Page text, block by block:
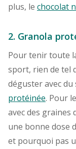
plus, le chocolat
2. Granola
Pour tenir toute
sport, rien de tel
déguster avec du
protéinée. Pour
avec des graines
une bonne dose
et pourquoi pas